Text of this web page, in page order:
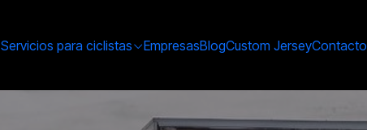
Servicios para ciclistas EmpresasBlogCustom JerseyContacto